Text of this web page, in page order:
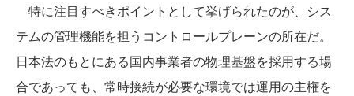
特に注目すべきポイントとして挙げられたのが、シス
テムの管理機能を担うコントロールプレーンの所在だ。
日本法のもとにある国内事業者の物理基盤を採用する場
合であっても、常時接続が必要な環境では運用の主権を